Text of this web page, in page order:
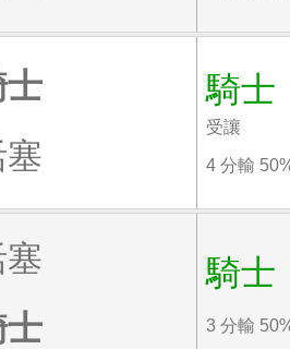
士
塞
騎士
受讓
4 分輸
塞
士
騎士
3 分輸